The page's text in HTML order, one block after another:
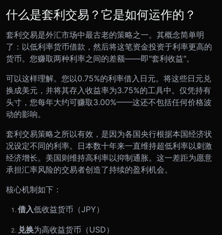
什么是套利交易？它是如何运作的？
套利交易是外汇市场中最古老的策略之一。其概念简单明
了：以低利率货币借款，然后将这笔资金投资于利率更高的
货币。您赚取两种利率之间的差额——即"套利收益"。
可以这样理解。您以0.75%的利率借入日元。将这些日元兑
换成美元，并将其存入收益率为3.75%的工具中。仅凭持有
头寸，您每年大约可赚取3.00%——这还不包括任何价格波
动的影响。
套利交易策略之所以有效，是因为各国央行根据本国经济状
况设定不同的利率。日本数十年来一直维持超低利率以刺激
经济增长。美国则维持高利率以抑制通胀。这一差距为愿意
承担汇率风险的交易者创造了持续的盈利机会。
核心机制如下：
借入低收益货币（JPY）
兑换为高收益货币（USD）